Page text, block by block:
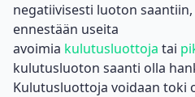
negatiivisesti luoton
ennestään useita
avoimia kulutusluottoja tai
kulutusluoton saanti olla
Kulutusluottoja voidaan toki